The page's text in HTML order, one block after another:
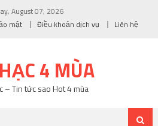
August 07, 2026
mật Điều khoản dịch vụ Liên hệ
4 MÙA
– Tin tức sao Hot 4 mùa